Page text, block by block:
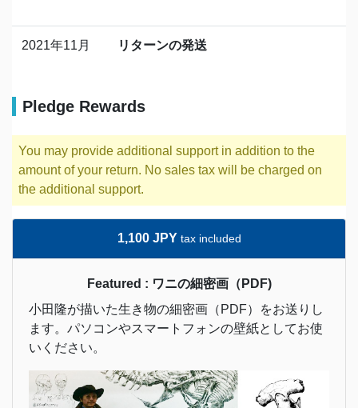
2021年11月 リターンの発送
Pledge Rewards
You may provide additional support in addition to the
amount of your return. No sales tax will be charged on
the additional support.
1,100 JPY tax included
Featured : ワニの細密画（PDF)
小田隆が描いた生き物の細密画（PDF）をお送りし
ます。パソコンやスマートフォンの壁紙としてお使
いください。